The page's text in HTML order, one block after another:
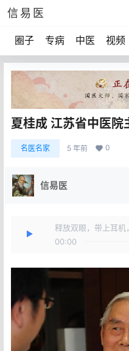
信易医
圈子 专病 中医 视频
夏桂成 江苏省中医院
名医名家 5 年前 0
信易医
释放双眼，带上耳机
00:00